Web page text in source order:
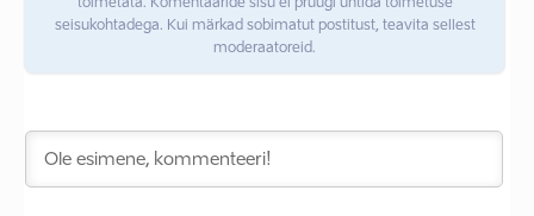
toimetata. Komentaaride sisu ei pruugi ühtida toimetuse
seisukohtadega. Kui märkad sobimatut postitust, teavita sellest
moderaatoreid.